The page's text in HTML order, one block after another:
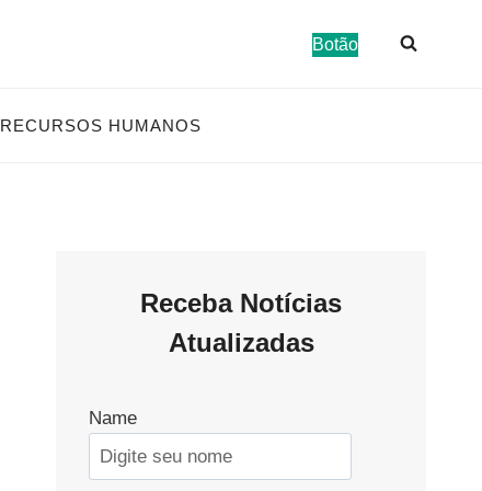
Botão
RECURSOS HUMANOS
Receba Notícias
Atualizadas
Name